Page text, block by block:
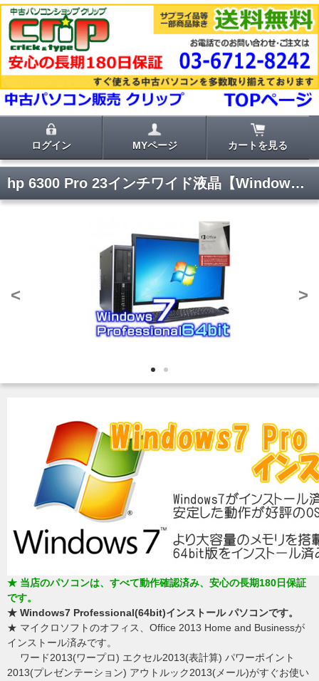
ログイン MYページ カートを見る
hp 6300 Pro 23インチワイド液晶【Windows7 Pro 64bit・ワード エクセル パワーポイント2013付き】
< >
★ 当店のパソコンは、すべて動作確認済み、安心の長期180日保証
です。
★ Windows7 Professional(64bit)インストール パソコンです。
★ マイクロソフトのオフィス、Office 2013 Home and Businessが
インストール済みです。
ワード2013(ワープロ) エクセル2013(表計算) パワーポイント
2013(プレゼンテーション) アウトルック2013(メール)がすぐお使い